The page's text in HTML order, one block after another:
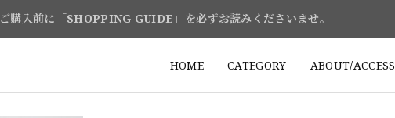
ご購入前に「SHOPPING GUIDE」を必ずお読みくださいませ。
HOME CATEGORY ABOUT/ACCESS